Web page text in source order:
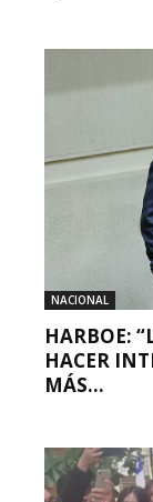
NACIONAL
HARBOE:
HACER
MÁS...